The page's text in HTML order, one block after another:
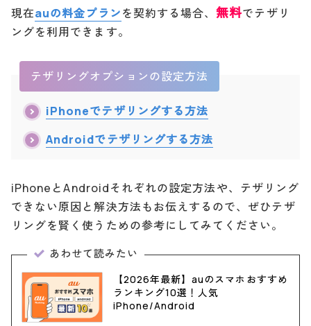
現在auの料金プランを契約する場合、無料でテザリ
ングを利用できます。
テザリングオプションの設定方法
iPhoneでテザリングする方法
Androidでテザリングする方法
iPhoneとAndroidそれぞれの設定方法や、テザリング
できない原因と解決方法もお伝えするので、ぜひテザ
リングを賢く使うための参考にしてみてください。
あわせて読みたい
【2026年最新】auのスマホおすすめ
ランキング10選！人気
iPhone/Android